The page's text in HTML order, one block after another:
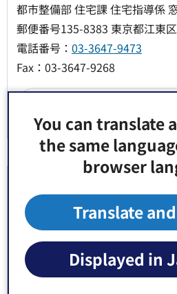
You can translate
the same
browser
Translate
Displayed in
都市整備部 住宅課 住宅指導係
郵便番号135-8383 東京都江東
電話番号： 03-3647-9473
Fax：03-3647-9268
意見をお聞かせください
このページの情報は役に立ちました
1：役に立った
2：ふつ